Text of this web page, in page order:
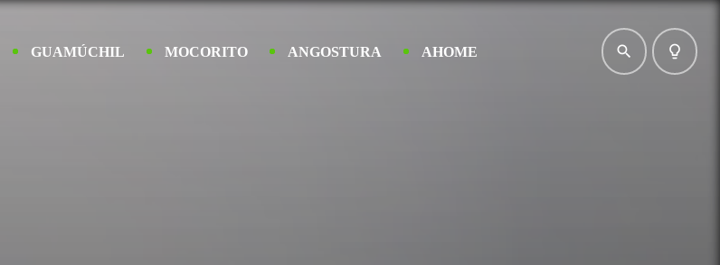
GUAMÚCHIL MOCORITO ANGOSTURA AHOME search lightbulb_outline